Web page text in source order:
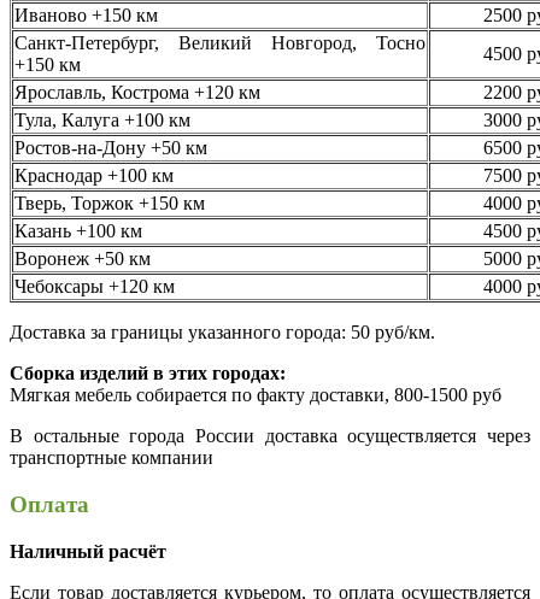
Иваново +150 км
2500
Санкт-Петербург, Великий Новгород, Тосно
+150 км
4500
Ярославль, Кострома +120 км
2200
Тула, Калуга +100 км
3000
Ростов-на-Дону +50 км
6500
Краснодар +100 км
7500
Тверь, Торжок +150 км
4000
Казань +100 км
4500
Воронеж +50 км
5000
Чебоксары +120 км
4000
Доставка за границы указанного города: 50 руб/км.
Сборка изделий в этих городах:
Мягкая мебель собирается по факту доставки, 800-1500 руб
В остальные города России доставка осуществляется через
транспортные компании
Оплата
Наличный расчёт
Если товар доставляется курьером, то оплата осуществляется